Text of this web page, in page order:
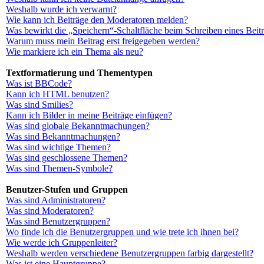
Weshalb wurde ich verwarnt?
Wie kann ich Beiträge den Moderatoren melden?
Was bewirkt die „Speichern“-Schaltfläche beim Schreiben eines
Warum muss mein Beitrag erst freigegeben werden?
Wie markiere ich ein Thema als neu?
Textformatierung und Thementypen
Was ist BBCode?
Kann ich HTML benutzen?
Was sind Smilies?
Kann ich Bilder in meine Beiträge einfügen?
Was sind globale Bekanntmachungen?
Was sind Bekanntmachungen?
Was sind wichtige Themen?
Was sind geschlossene Themen?
Was sind Themen-Symbole?
Benutzer-Stufen und Gruppen
Was sind Administratoren?
Was sind Moderatoren?
Was sind Benutzergruppen?
Wo finde ich die Benutzergruppen und wie trete ich ihnen bei?
Wie werde ich Gruppenleiter?
Weshalb werden verschiedene Benutzergruppen farbig dargestellt?